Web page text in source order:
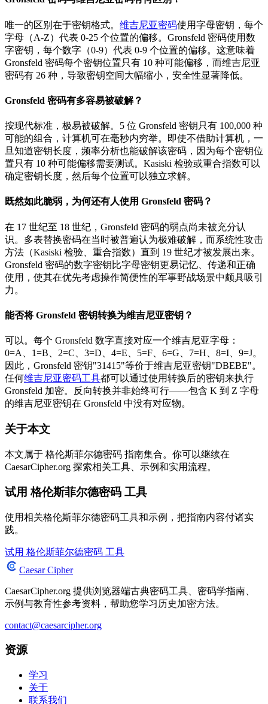
唯一的区别在于密钥格式。 维吉尼亚密码使用字母密钥，每个
字母（A-Z）代表 0-25 个位置的偏移。Gronsfeld 密码使用数
字密钥，每个数字（0-9）代表 0-9 个位置的偏移。这意味着
Gronsfeld 密码每个密钥位置只有 10 种可能偏移，而维吉尼亚
密码有 26 种，导致密钥空间大幅缩小，安全性显著降低。
Gronsfeld 密码有多容易被破解？
按现代标准，极易被破解。5 位 Gronsfeld 密钥只有 100,000 种
可能的组合，计算机可在毫秒内穷举。即使不借助计算机，一
旦知道密钥长度，频率分析也能破解该密码，因为每个密钥位
置只有 10 种可能偏移需要测试。Kasiski 检验或重合指数可以
确定密钥长度，然后每个位置可以独立求解。
既然如此脆弱，为何还有人使用 Gronsfeld 密码？
在 17 世纪至 18 世纪，Gronsfeld 密码的弱点尚未被充分认
识。多表替换密码在当时被普遍认为极难破解，而系统性攻击
方法（Kasiski 检验、重合指数）直到 19 世纪才被发展出来。
Gronsfeld 密码的数字密钥比字母密钥更易记忆、传递和正确
使用，使其在优先考虑操作简便性的军事野战场景中颇具吸引
力。
能否将 Gronsfeld 密钥转换为维吉尼亚密钥？
可以。每个 Gronsfeld 数字直接对应一个维吉尼亚字母：
0=A、1=B、2=C、3=D、4=E、5=F、6=G、7=H、8=I、9=J。
因此，Gronsfeld 密钥"31415"等价于维吉尼亚密钥"DBEBE"。
任何维吉尼亚密码工具都可以通过使用转换后的密钥来执行
Gronsfeld 加密。反向转换并非始终可行——包含 K 到 Z 字母
的维吉尼亚密钥在 Gronsfeld 中没有对应物。
关于本文
本文属于 格伦斯菲尔德密码 指南集合。你可以继续在
CaesarCipher.org 探索相关工具、示例和实用流程。
试用 格伦斯菲尔德密码 工具
使用相关格伦斯菲尔德密码工具和示例，把指南内容付诸实
践。
试用 格伦斯菲尔德密码 工具
Caesar Cipher
CaesarCipher.org 提供浏览器端古典密码工具、密码学指南、
示例与教育性参考资料，帮助您学习历史加密方法。
contact@caesarcipher.org
资源
学习
关于
联系我们